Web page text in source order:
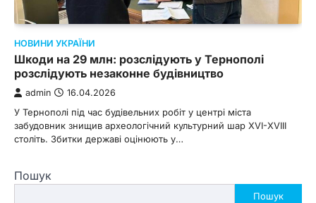
НОВИНИ УКРАЇНИ
Шкоди на 29 млн: розслідують у Тернополі
розслідують незаконне будівництво
admin 16.04.2026
У Тернополі під час будівельних робіт у центрі міста
забудовник знищив археологічний культурний шар XVI-XVIII
століть. Збитки державі оцінюють у…
Пошук
Пошук